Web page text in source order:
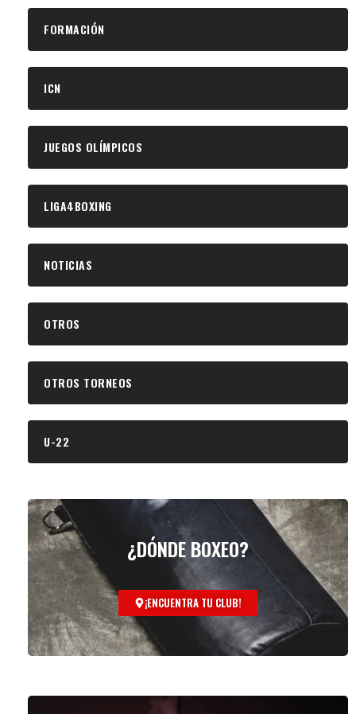
FORMACIÓN
ICN
JUEGOS OLÍMPICOS
LIGA4BOXING
NOTICIAS
OTROS
OTROS TORNEOS
U-22
¿DÓNDE BOXEO?
¡ENCUENTRA TU CLUB!